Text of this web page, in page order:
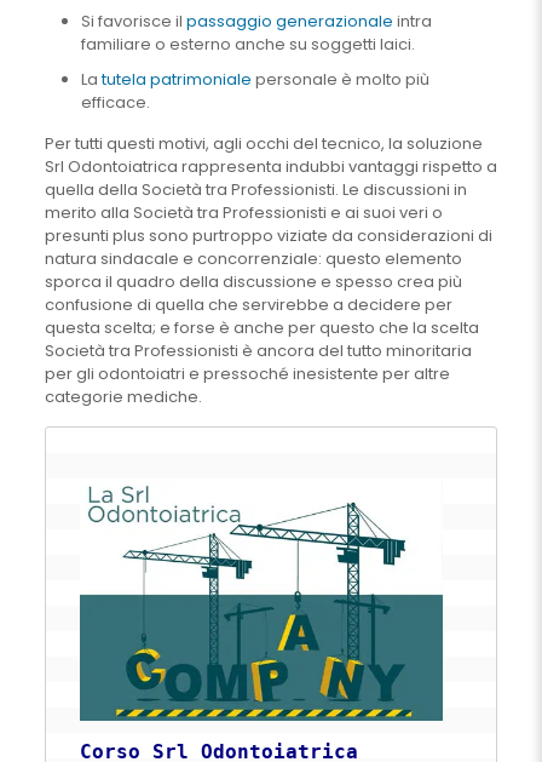
Si favorisce il passaggio generazionale intra
familiare o esterno anche su soggetti laici.
Latutela patrimoniale personale è molto più
efficace.
Per tutti questi motivi, agli occhi del tecnico, la soluzione
Srl Odontoiatrica rappresenta indubbi vantaggi rispetto a
quella della Società tra Professionisti. Le discussioni in
merito alla Società tra Professionisti e ai suoi veri o
presunti plus sono purtroppo viziate da considerazioni di
natura sindacale e concorrenziale: questo elemento
sporca il quadro della discussione e spesso crea più
confusione di quella che servirebbe a decidere per
questa scelta; e forse è anche per questo che la scelta
Società tra Professionisti è ancora del tutto minoritaria
per gli odontoiatri e pressoché inesistente per altre
categorie mediche.
Corso Srl Odontoiatrica